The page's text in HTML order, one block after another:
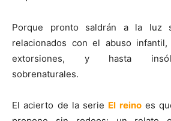
Porque pronto saldrán a la luz
relacionados con el abuso
extorsiones, y hasta
sobrenaturales.
El acierto de la serie El reinoes